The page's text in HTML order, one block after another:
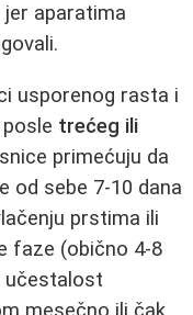
aparatima
usporenog rasta i
trećeg ili
primećuju da
od sebe 7-10 dana
prstima ili
faze (obično 4-8
učestalost